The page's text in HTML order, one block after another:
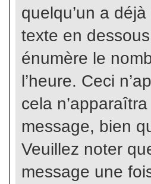
quelqu’un a
texte en
énumère le
l’heure. Ceci
cela
message, bien
Veuillez noter
message une